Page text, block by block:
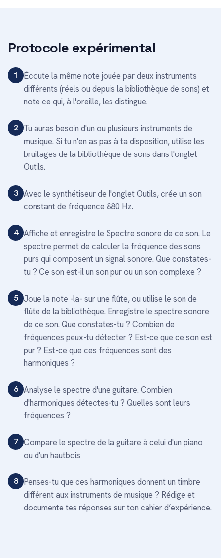
Protocole expérimental
1
Écoute la même note jouée par deux instruments
différents (réels ou depuis la bibliothèque de sons) et
note ce qui, à l'oreille, les distingue.
2 Tu auras besoin d'un ou plusieurs instruments de
musique. Si tu n'en as pas à ta disposition, utilise les
bruitages de la bibliothèque de sons dans l'onglet
Outils.
3 Avec le synthétiseur de l'onglet Outils, crée un son
constant de fréquence 880 Hz.
4 Affiche et enregistre le Spectre sonore de ce son. Le
spectre permet de calculer la fréquence des sons
purs qui composent un signal sonore. Que constates-
tu ? Ce son est-il un son pur ou un son complexe ?
5 Joue la note -la- sur une flûte, ou utilise le son de
flûte de la bibliothèque. Enregistre le spectre sonore
de ce son. Que constates-tu ? Combien de
fréquences peux-tu détecter ? Est-ce que ce son est
pur ? Est-ce que ces fréquences sont des
harmoniques ?
6 Analyse le spectre d'une guitare. Combien
d'harmoniques détectes-tu ? Quelles sont leurs
fréquences ?
7 Compare le spectre de la guitare à celui d'un piano
ou d'un hautbois
8 Penses-tu que ces harmoniques donnent un timbre
différent aux instruments de musique ? Rédige et
documente tes réponses sur ton cahier d’expérience.